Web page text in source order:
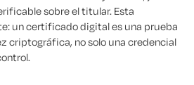
sobre el titular. Esta
un certificado digital es una prueba
criptográfica, no solo una credencial